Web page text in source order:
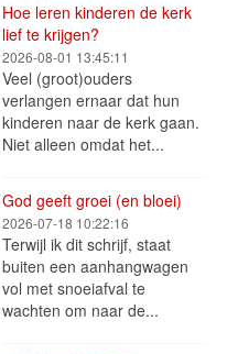
Hoe leren kinderen de kerk
lief te krijgen?
2026-08-01 13:45:11
Veel (groot)ouders
verlangen ernaar dat hun
kinderen naar de kerk gaan.
Niet alleen omdat het...
God geeft groei (en bloei)
2026-07-18 10:22:16
Terwijl ik dit schrijf, staat
buiten een aanhangwagen
vol met snoeiafval te
wachten om naar de...